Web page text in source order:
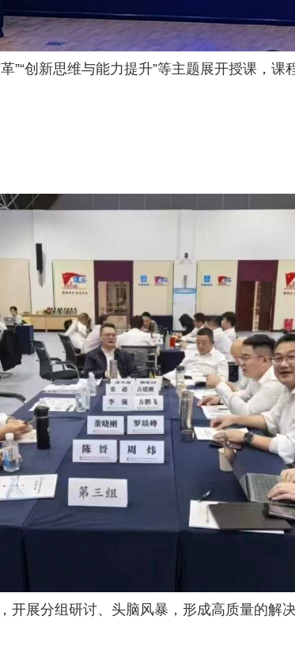
”“创新思维与能力提升”等主题展开授课，
开展分组研讨、头脑风暴，形成高质量的解